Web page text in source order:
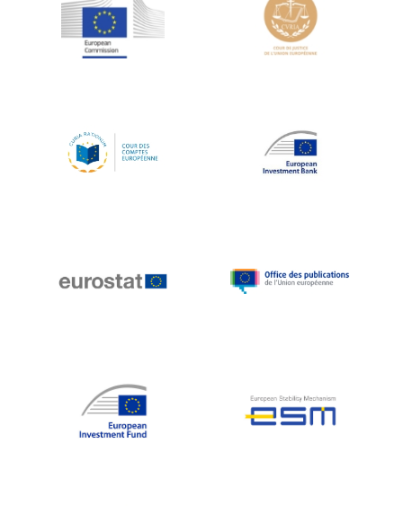
Jean-Louis Schiltz
Jean-Victor Louis
Johnny Åkerholm
Katharien L.C. Hunt
Klaus-Heiner Lehne
Koen LENAERTS
Lars Heikensten